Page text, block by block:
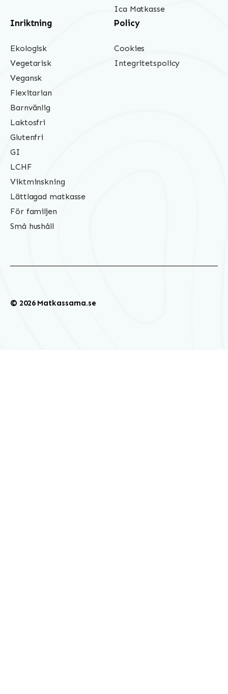
Ica Matkasse
Inriktning
Ekologisk
Vegetarisk
Vegansk
Flexitarian
Barnvänlig
Laktosfri
Glutenfri
GI
LCHF
Viktminskning
Lättlagad matkasse
För familjen
Små hushåll
Policy
Cookies
Integritetspolicy
© 2026 Matkassarna.se